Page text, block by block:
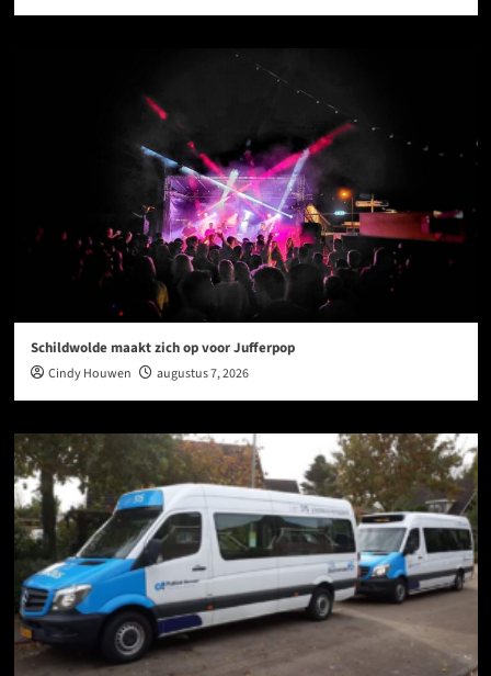
Schildwolde maakt zich op voor Jufferpop
Cindy Houwen augustus 7, 2026